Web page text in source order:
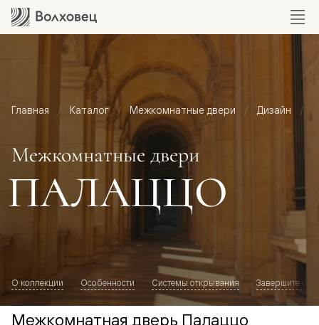
Главная Каталог Межкомнатные двери Дизайн
Межкомнатные двери
ПАЛАЦЦО
О коллекции Особенности Системы открывания Завершите
Межкомнатная дверь Палаццо